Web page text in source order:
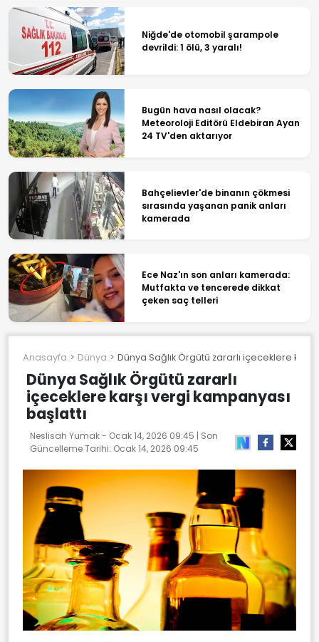
Niğde'de otomobil şarampole
devrildi: 1 ölü, 3 yaralı!
Bugün hava nasıl olacak?
Meteoroloji Editörü Eldebiran Ayan
24 TV'den aktarıyor
Bahçelievler'de binanın çökmesi
sırasında yaşanan panik anları
kamerada
Ece Naz'ın son anları kamerada:
Mutfakta ve tencerede dikkat
çeken saç telleri
Anasayfa Dünya Dünya Sağlık Örgütü zararlı içeceklere
Dünya Sağlık Örgütü zararlı
içeceklere karşı vergi kampanyası
başlattı
Neslisah Yumak - Ocak 14, 2026 09:45 | Son
Güncelleme Tarihi: Ocak 14, 2026 09:45